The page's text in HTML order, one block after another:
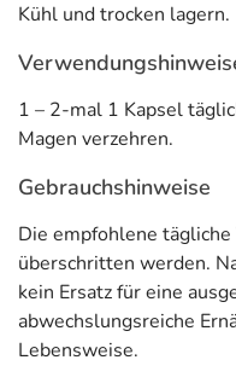
Kühl und trocken lagern.
1 – 2-mal 1 Kapsel
Magen verzehren.
Gebrauchshinweise
Die empfohlene
überschritten werden.
kein Ersatz für eine
abwechslungsreiche
Lebensweise.